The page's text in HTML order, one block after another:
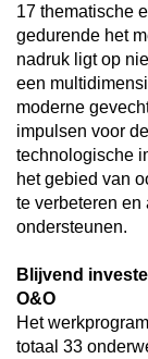
17 thematische
gedurende het
nadruk ligt op
een
moderne
impulsen voor
technologische
het gebied van
te verbeteren en
ondersteunen.
Blijvend
O&O
Het
totaal 33